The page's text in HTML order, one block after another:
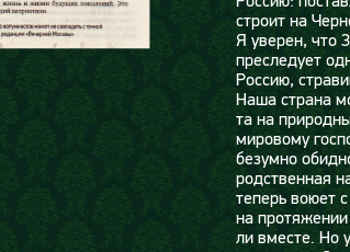
строит на
Я уверен, что
преследует
Россию,
Наша страна
та на
мировому
безумно
родственная
теперь воюет
на
ли вместе. Но